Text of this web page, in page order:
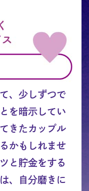
、少しずつで
を暗示してい
きたカップル
かもしれませ
と貯金をする
、自分磨きに